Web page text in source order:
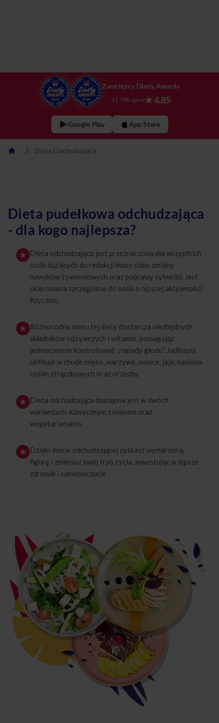
Zwycięzcy Dietly Awards
31 708 opinii★ 4.85
Google Play App Store
Dieta Odchudzająca
Dieta pudełkowa odchudzająca
- dla kogo najlepsza?
Dieta odchudzająca jest przeznaczona dla wszystkich
osób dążących do redukcji masy ciała, zmiany
nawyków żywieniowych oraz poprawy sylwetki. Jest
skierowana szczególnie do osób o niższej aktywności
fizycznej
Różnorodne menu tej diety dostarcza niezbędnych
składników odżywczych i witamin, pomagając
jednocześnie kontrolować „napady głodu”. Jadłospis
obfituje w chude mięso, warzywa, owoce, jaja, nasiona
roślin strączkowych oraz orzechy.
Dieta odchudzająca dostępna jest w dwóch
wariantach: klasycznym z mięsem oraz
wegetariańskim.
Dzięki diecie odchudzającej zyskasz wymarzoną
figurę i zmienisz swój tryb życia, inwestując w lepsze
zdrowie i samopoczucie